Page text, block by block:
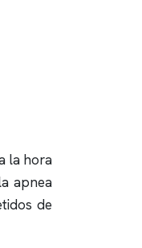
la hora
apnea
de